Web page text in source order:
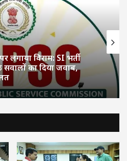
लगाया विराम: SI भर्ती
सवालों का दिया जवाब,